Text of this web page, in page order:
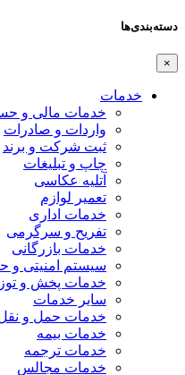
دسته‌بندی‌ها
×
خدمات
خدمات مالی و
واردات و صادرات
ثبت شرکت و برند
چاپ و تبلیغات
آتلیه عکاسی
تعمیر لوازم
خدمات اداری
تفریح و سرگرمی
خدمات بازرگانی
سیستم امنیتی و
خدمات پخش و
سایر خدمات
خدمات حمل و
خدمات بیمه
خدمات ترجمه
خدمات مجالس